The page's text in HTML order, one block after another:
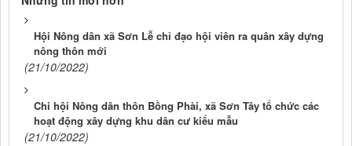
Hội Nông dân xã Sơn Lễ chỉ đạo hội viên ra quân xây dựng
nông thôn mới
(21/10/2022)
Chi hội Nông dân thôn Bồng Phài, xã Sơn Tây tổ chức các
hoạt động xây dựng khu dân cư kiểu mẫu
(21/10/2022)